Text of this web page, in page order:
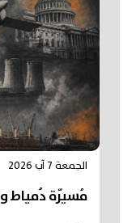
الجمعة 7 آب 2026
مُسيّرة دُمياط